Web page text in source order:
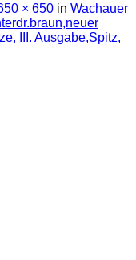
× 650 in Wachauer
III. Ausgabe,Spitz,